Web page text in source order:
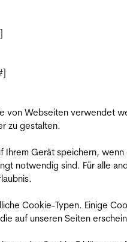
von Webseiten verwendet
zu gestalten.
Ihrem Gerät speichern, wenn
notwendig sind. Für alle
Cookie-Typen. Einige
auf unseren Seiten